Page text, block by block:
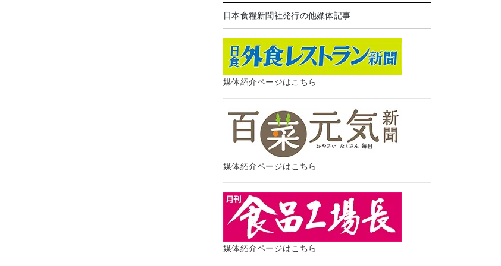
日本食糧新聞社発行の他媒体記事
媒体紹介ページはこちら
媒体紹介ページはこちら
媒体紹介ページはこちら